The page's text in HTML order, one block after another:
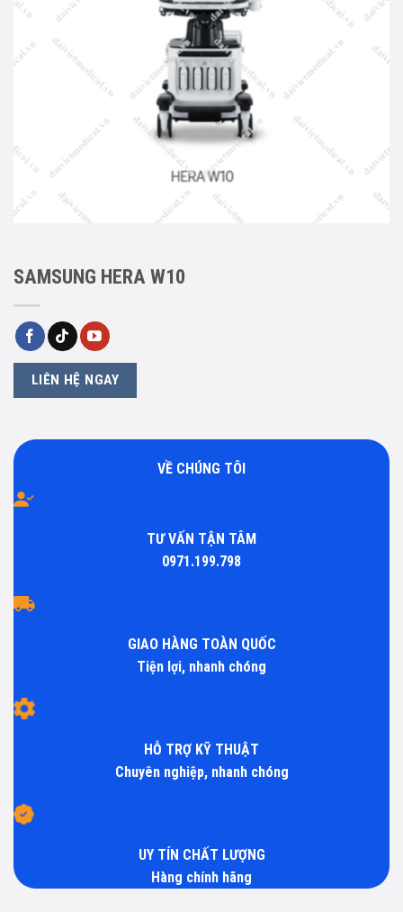
SAMSUNG HERA W10
LIÊN HỆ NGAY
VỀ CHÚNG TÔI
TƯ VẤN TẬN TÂM
0971.199.798
GIAO HÀNG TOÀN QUỐC
Tiện lợi, nhanh chóng
HỖ TRỢ KỸ THUẬT
Chuyên nghiệp, nhanh chóng
UY TÍN CHẤT LƯỢNG
Hàng chính hãng